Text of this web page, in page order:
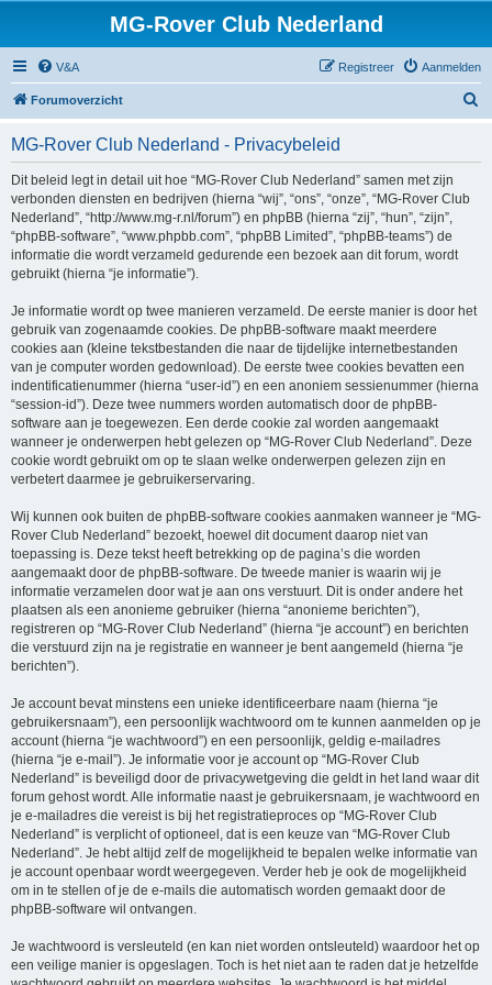
MG-Rover Club Nederland
V&A Aanmelden
Registreer
Forumoverzicht
MG-Rover Club Nederland - Privacybeleid
Dit beleid legt in detail uit hoe “MG-Rover Club Nederland” samen met zijn
verbonden diensten en bedrijven (hierna “wij”, “ons”, “onze”, “MG-Rover Club
Nederland”, “http://www.mg-r.nl/forum”) en phpBB (hierna “zij”, “hun”, “zijn”,
“phpBB-software”, “www.phpbb.com”, “phpBB Limited”, “phpBB-teams”) de
informatie die wordt verzameld gedurende een bezoek aan dit forum, wordt
gebruikt (hierna “je informatie”).
Je informatie wordt op twee manieren verzameld. De eerste manier is door het
gebruik van zogenaamde cookies. De phpBB-software maakt meerdere
cookies aan (kleine tekstbestanden die naar de tijdelijke internetbestanden
van je computer worden gedownload). De eerste twee cookies bevatten een
indentificatienummer (hierna “user-id”) en een anoniem sessienummer (hierna
“session-id”). Deze twee nummers worden automatisch door de phpBB-
software aan je toegewezen. Een derde cookie zal worden aangemaakt
wanneer je onderwerpen hebt gelezen op “MG-Rover Club Nederland”. Deze
cookie wordt gebruikt om op te slaan welke onderwerpen gelezen zijn en
verbetert daarmee je gebruikerservaring.
Wij kunnen ook buiten de phpBB-software cookies aanmaken wanneer je “MG-
Rover Club Nederland” bezoekt, hoewel dit document daarop niet van
toepassing is. Deze tekst heeft betrekking op de pagina’s die worden
aangemaakt door de phpBB-software. De tweede manier is waarin wij je
informatie verzamelen door wat je aan ons verstuurt. Dit is onder andere het
plaatsen als een anonieme gebruiker (hierna “anonieme berichten”),
registreren op “MG-Rover Club Nederland” (hierna “je account”) en berichten
die verstuurd zijn na je registratie en wanneer je bent aangemeld (hierna “je
berichten”).
Je account bevat minstens een unieke identificeerbare naam (hierna “je
gebruikersnaam”), een persoonlijk wachtwoord om te kunnen aanmelden op je
account (hierna “je wachtwoord”) en een persoonlijk, geldig e-mailadres
(hierna “je e-mail”). Je informatie voor je account op “MG-Rover Club
Nederland” is beveiligd door de privacywetgeving die geldt in het land waar dit
forum gehost wordt. Alle informatie naast je gebruikersnaam, je wachtwoord en
je e-mailadres die vereist is bij het registratieproces op “MG-Rover Club
Nederland” is verplicht of optioneel, dat is een keuze van “MG-Rover Club
Nederland”. Je hebt altijd zelf de mogelijkheid te bepalen welke informatie van
je account openbaar wordt weergegeven. Verder heb je ook de mogelijkheid
om in te stellen of je de e-mails die automatisch worden gemaakt door de
phpBB-software wil ontvangen.
Je wachtwoord is versleuteld (en kan niet worden ontsleuteld) waardoor het op
een veilige manier is opgeslagen. Toch is het niet aan te raden dat je hetzelfde